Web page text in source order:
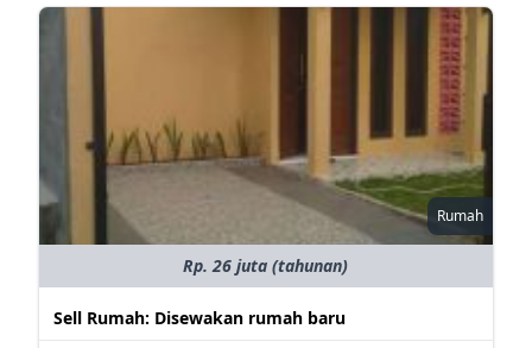
Rumah
Rp. 26 juta (tahunan)
Sell Rumah: Disewakan rumah baru